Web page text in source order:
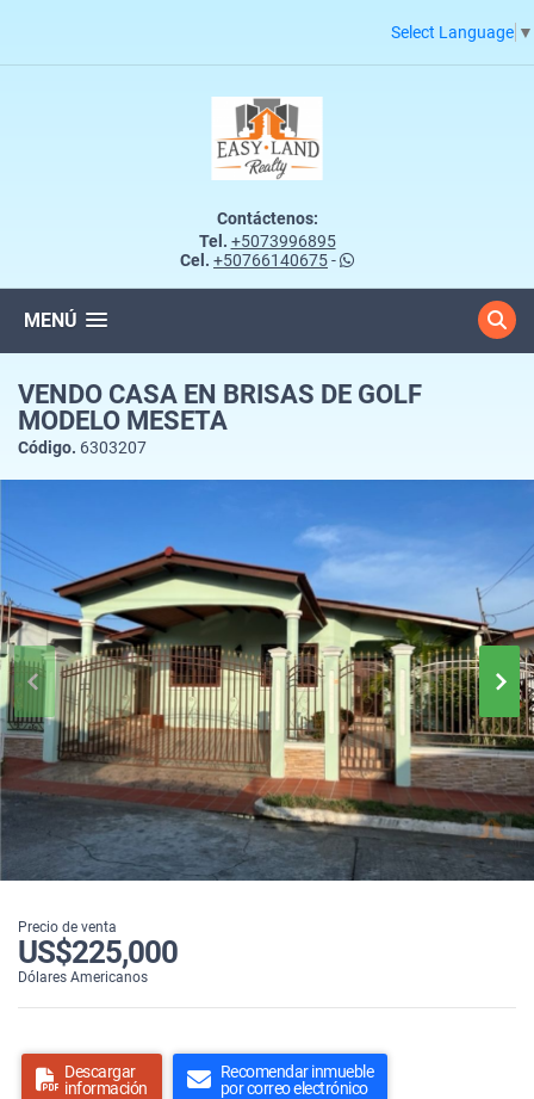
Select Language ▼
Contáctenos:
Tel. +5073996895
Cel. +50766140675-
MENÚ
VENDO CASA EN BRISAS DE GOLF
MODELO MESETA
Código. 6303207
Precio de venta
US$225,000
Dólares Americanos
Descargar
información
Recomendar inmueble
por correo electrónico